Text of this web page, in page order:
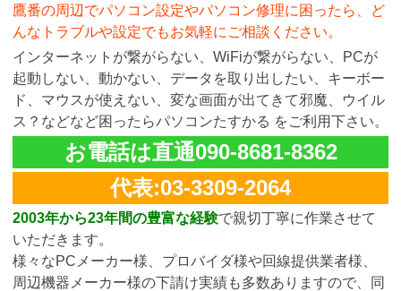
鷹番の周辺でパソコン設定やパソコン修理に困ったら、ど
んなトラブルや設定でもお気軽にご相談ください。
インターネットが繋がらない、WiFiが繋がらない、PCが
起動しない、動かない、データを取り出したい、キーボー
ド、マウスが使えない、変な画面が出てきて邪魔、ウイル
ス？などなど困ったらパソコンたすかる をご利用下さい。
お電話は直通090-8681-8362
代表:03-3309-2064
2003年から23年間の豊富な経験で親切丁寧に作業させて
いただきます。
様々なPCメーカー様、プロバイダ様や回線提供業者様、
周辺機器メーカー様の下請け実績も多数ありますので、同